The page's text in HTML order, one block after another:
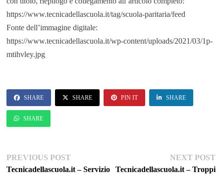
https://www.tecnicadellascuola.it/tag/scuola-paritaria/feed
Fonte dell’immagine digitale:
https://www.tecnicadellascuola.it/wp-content/uploads/2021/03/1p-
mtihvley.jpg
SHARE SHARE PIN IT SHARE
SHARE
Navigazione
PREVIOUS POSTPrevious
post:
Tecnicadellascuola.it – Servizio
NEXT POST
Tecnicadellascuola.it – Troppi